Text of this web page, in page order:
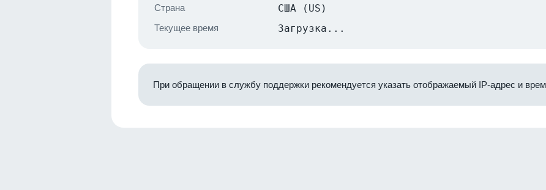
Страна США (US)
Текущее время Загрузка...
При обращении в службу поддержки рекомендуется указать отображаемый IP-адрес и